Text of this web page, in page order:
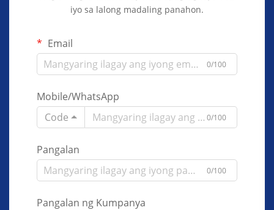
iyo sa lalong madaling panahon.
Email
0/100
Mobile/WhatsApp
Code
0/100
Pangalan
0/100
Pangalan ng Kumpanya